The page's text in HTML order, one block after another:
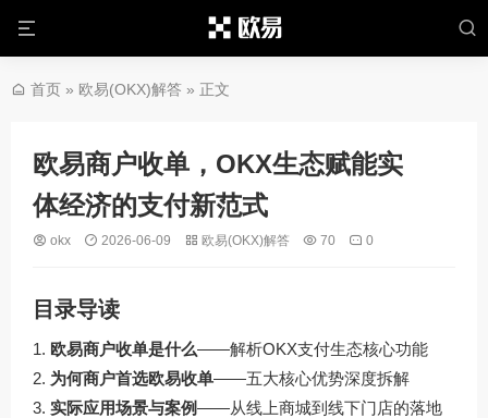
首页 » 欧易(OKX)解答 » 正文
欧易商户收单，OKX生态赋能实
体经济的支付新范式
okx 2026-06-09 欧易(OKX)解答 70 0
目录导读
欧易商户收单是什么——解析OKX支付生态核心功能
为何商户首选欧易收单——五大核心优势深度拆解
实际应用场景与案例——从线上商城到线下门店的落地